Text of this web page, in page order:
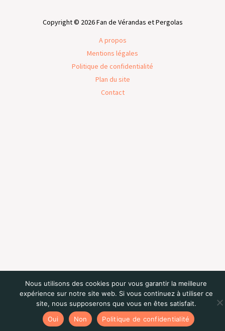
Copyright © 2026 Fan de Vérandas et Pergolas
A propos
Mentions légales
Politique de confidentialité
Plan du site
Contact
Nous utilisons des cookies pour vous garantir la meilleure
expérience sur notre site web. Si vous continuez à utiliser ce
site, nous supposerons que vous en êtes satisfait.
Oui
Non Politique de confidentialité